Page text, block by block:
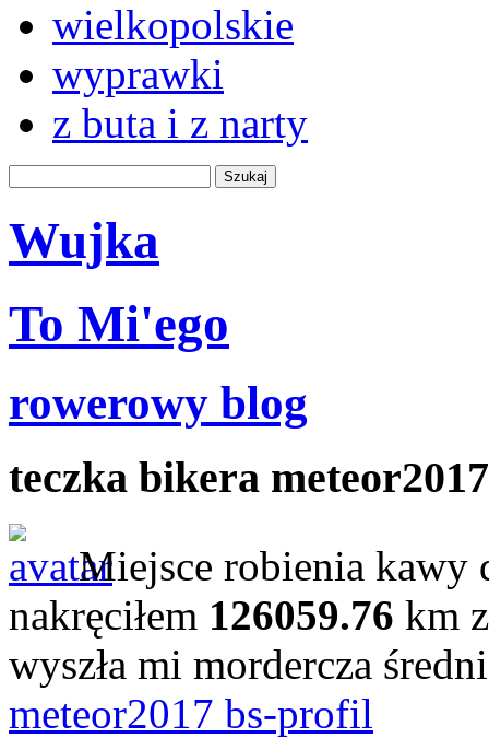
wielkopolskie
wyprawki
z buta i z narty
Wujka
To Mi'ego
rowerowy blog
teczka bikera meteor2017
Miejsce robienia kawy
nakręciłem 126059.76 km
wyszła mi mordercza
meteor2017 bs-profil